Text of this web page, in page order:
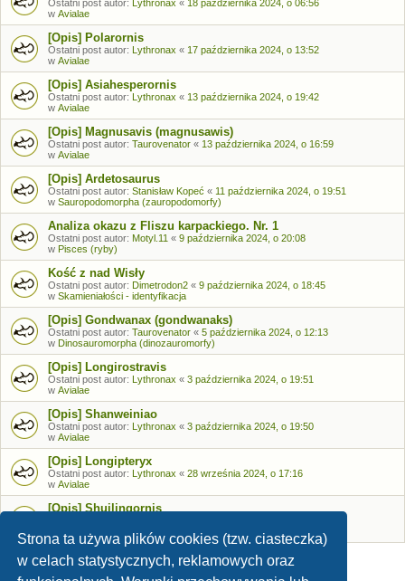
Strona ta używa plików cookies (tzw. ciasteczka)
w celach statystycznych, reklamowych oraz
Ostatni post autor: Lythronax « 18 października 2024, o 06:56
w Avialae
[Opis] Polarornis
Ostatni post autor: Lythronax « 17 października 2024, o 13:52
w Avialae
[Opis] Asiahesperornis
Ostatni post autor: Lythronax « 13 października 2024, o 19:42
w Avialae
[Opis] Magnusavis (magnusawis)
Ostatni post autor: Taurovenator « 13 października 2024, o 16:59
w Avialae
[Opis] Ardetosaurus
Ostatni post autor: Stanisław Kopeć « 11 października 2024, o 19:51
w Sauropodomorpha (zauropodomorfy)
Analiza okazu z Fliszu karpackiego. Nr. 1
Ostatni post autor: Motyl.11 « 9 października 2024, o 20:08
w Pisces (ryby)
Kość z nad Wisły
Ostatni post autor: Dimetrodon2 « 9 października 2024, o 18:45
w Skamieniałości - identyfikacja
[Opis] Gondwanax (gondwanaks)
Ostatni post autor: Taurovenator « 5 października 2024, o 12:13
w Dinosauromorpha (dinozauromorfy)
[Opis] Longirostravis
Ostatni post autor: Lythronax « 3 października 2024, o 19:51
w Avialae
[Opis] Shanweiniao
Ostatni post autor: Lythronax « 3 października 2024, o 19:50
w Avialae
[Opis] Longipteryx
Ostatni post autor: Lythronax « 28 września 2024, o 17:16
w Avialae
[Opis] Shuilingornis